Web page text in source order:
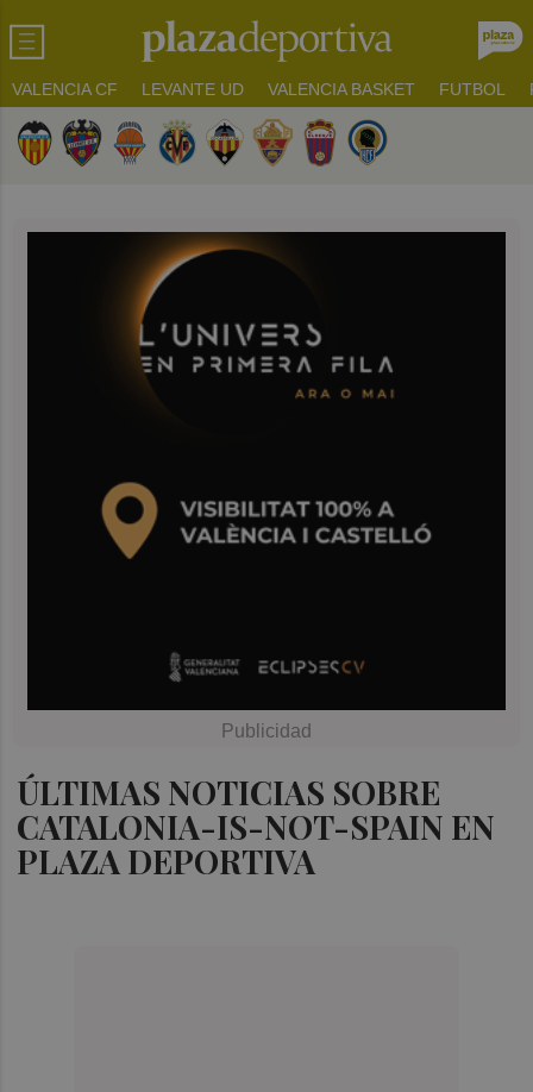
VALENCIA CF LEVANTE UD VALENCIA BASKET FUTBOL
ÚLTIMAS NOTICIAS SOBRE
CATALONIA-IS-NOT-SPAIN EN
PLAZA DEPORTIVA